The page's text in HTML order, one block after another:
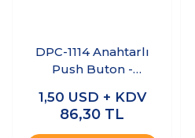
DPC-1114 Anahtarlı
Push Buton -
1,50 USD + KDV
86,30 TL